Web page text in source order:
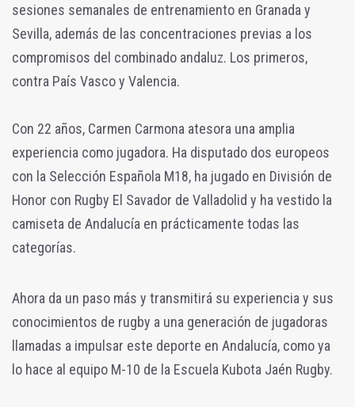
sesiones semanales de entrenamiento en Granada y
Sevilla, además de las concentraciones previas a los
compromisos del combinado andaluz. Los primeros,
contra País Vasco y Valencia.
Con 22 años, Carmen Carmona atesora una amplia
experiencia como jugadora. Ha disputado dos europeos
con la Selección Española M18, ha jugado en División de
Honor con Rugby El Savador de Valladolid y ha vestido la
camiseta de Andalucía en prácticamente todas las
categorías.
Ahora da un paso más y transmitirá su experiencia y sus
conocimientos de rugby a una generación de jugadoras
llamadas a impulsar este deporte en Andalucía, como ya
lo hace al equipo M-10 de la Escuela Kubota Jaén Rugby.